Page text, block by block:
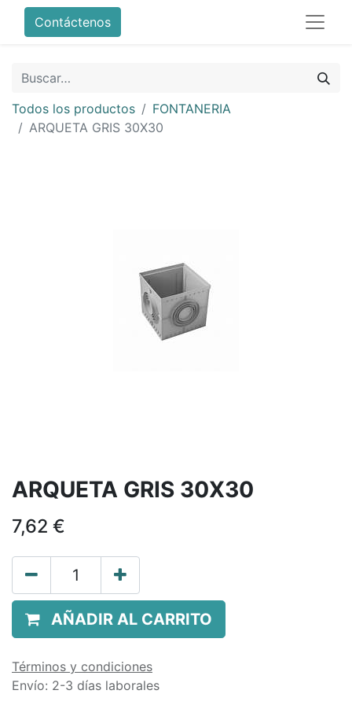
Contáctenos
Todos los productos
FONTANERIA
ARQUETA GRIS 30X30
ARQUETA GRIS 30X30
7,62 €
AÑADIR AL CARRITO
Términos y condiciones
Envío: 2-3 días laborales